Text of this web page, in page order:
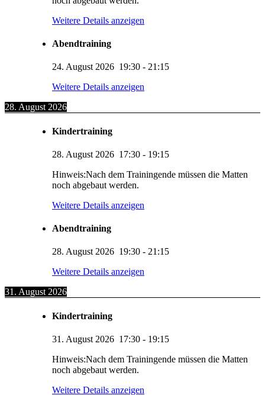
Weitere Details anzeigen
Abendtraining
24. August 2026 19:30 - 21:15
Weitere Details anzeigen
28. August 2026
Kindertraining
28. August 2026 17:30 - 19:15
Hinweis:Nach dem Trainingende müssen die Matten
noch abgebaut werden.
Weitere Details anzeigen
Abendtraining
28. August 2026 19:30 - 21:15
Weitere Details anzeigen
31. August 2026
Kindertraining
31. August 2026 17:30 - 19:15
Hinweis:Nach dem Trainingende müssen die Matten
noch abgebaut werden.
Weitere Details anzeigen